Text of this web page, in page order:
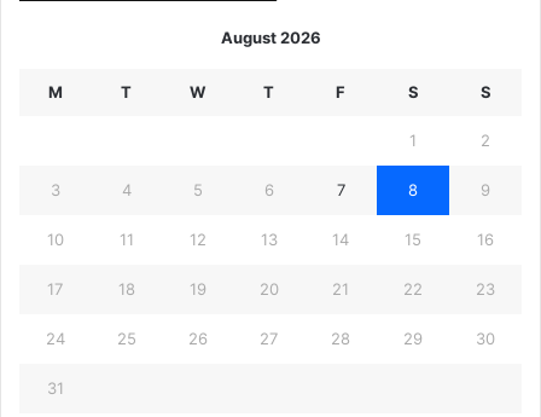
August 2026
M T W T F S S
1 2
3 4 5 6 7 8 9
10 11 12 13 14 15 16
17 18 19 20 21 22 23
24 25 26 27 28 29 30
31